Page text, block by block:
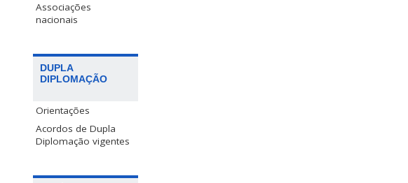
Associações
nacionais
DUPLA
DIPLOMAÇÃO
Orientações
Acordos de Dupla
Diplomação vigentes